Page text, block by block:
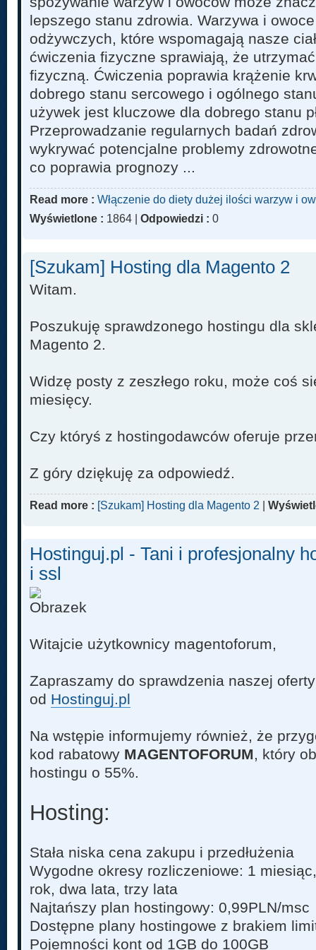
lepszego stanu zdrowia. Warzywa i owoce
odżywczych, które wspomagają nasze
ćwiczenia fizyczne sprawiają, że
fizyczną. Ćwiczenia poprawia krążenie
dobrego stanu sercowego i ogólnego
używek jest kluczowe dla dobrego stanu
Przeprowadzanie regularnych badań
wykrywać potencjalne problemy
co poprawia prognozy ...
Read more : Włączenie do diety dużej ilości warzyw i
Wyświetlone : 1864 | Odpowiedzi : 0
[Szukam] Hosting dla Magento 2
Witam.
Poszukuję sprawdzonego hostingu dla
Magento 2.
Widzę posty z zeszłego roku, może coś
miesięcy.
Czy któryś z hostingodawców oferuje
Z góry dziękuję za odpowiedź.
Read more : [Szukam] Hosting dla Magento 2
Hostinguj.pl - Tani i profesjonalny
i ssl
Witajcie użytkownicy magentoforum,
Zapraszamy do sprawdzenia naszej
od Hostinguj.pl
Na wstępie informujemy również, że
kod rabatowy MAGENTOFORUM, który
hostingu o 55%.
Hosting:
Stała niska cena zakupu i przedłużenia
Wygodne okresy rozliczeniowe: 1
rok, dwa lata, trzy lata
Najtańszy plan hostingowy: 0,99PLN/msc
Dostępne plany hostingowe z brakiem
Pojemności kont od 1GB do 100GB